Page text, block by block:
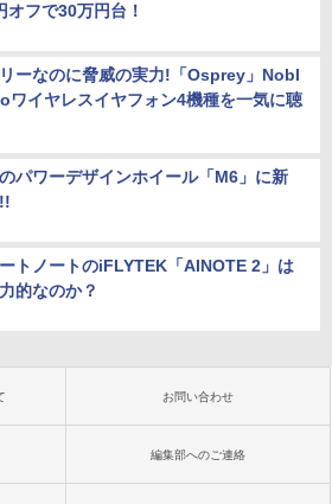
オフで30万円台！
ーなのに脅威の実力!「Osprey」Nobl
ワイヤレスイヤフォン4機種を一気に聴
パワーデザインホイール「M6」に新
トノートのiFLYTEK「AINOTE 2」は
的なのか？
お問い合わせ
編集部へのご連絡